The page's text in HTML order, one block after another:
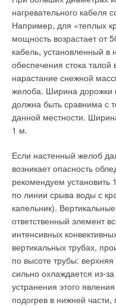
нагревательного кабеля
Например, для «теплых
мощность возрастает от
кабель, установленный
обеспечения стока
нарастание снежной
желоба. Ширина дорожки
должна быть сравнима с
данной местности.
1 м.
Если настенный желоб
возникает опасность
рекомендуем установить
по линии срыва воды с
капельник).
ответственный элемент
интенсивных
вертикальных трубах,
по высоте трубы:
сильно охлаждается из-
устранения этого
подогрев в нижней